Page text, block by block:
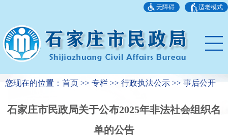
无障碍 适老模式
您现在的位置：首页 >> 专栏 >> 行政执法公示 >> 事后公开
石家庄市民政局关于公布2025年非法社会组织名
单的公告